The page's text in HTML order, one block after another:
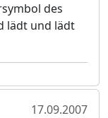
des
lädt und lädt
17.09.2007